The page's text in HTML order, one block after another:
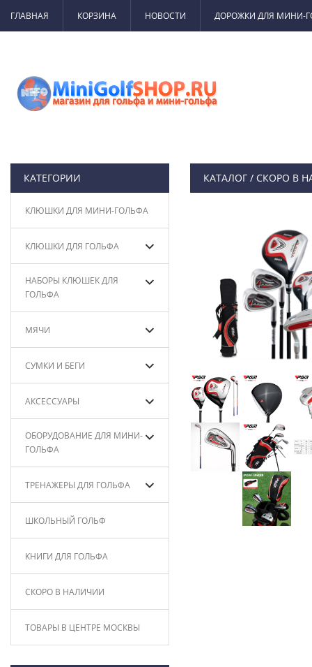
ГЛАВНАЯ КОРЗИНА НОВОСТИ ДОРОЖКИ ДЛЯ МИНИ-
КАТЕГОРИИ
КЛЮШКИ ДЛЯ МИНИ-ГОЛЬФА
КЛЮШКИ ДЛЯ ГОЛЬФА
НАБОРЫ КЛЮШЕК ДЛЯ
ГОЛЬФА
МЯЧИ
СУМКИ И БЕГИ
АКСЕССУАРЫ
ОБОРУДОВАНИЕ ДЛЯ МИНИ-
ГОЛЬФА
ТРЕНАЖЕРЫ ДЛЯ ГОЛЬФА
ШКОЛЬНЫЙ ГОЛЬФ
КНИГИ ДЛЯ ГОЛЬФА
СКОРО В НАЛИЧИИ
ТОВАРЫ В ЦЕНТРЕ МОСКВЫ
КАТАЛОГ/ СКОРО В